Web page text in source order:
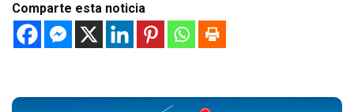
Comparte esta noticia